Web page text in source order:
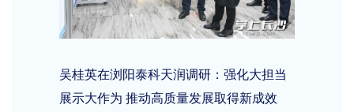
吴桂英在浏阳泰科天润调研：强化大担当
展示大作为 推动高质量发展取得新成效